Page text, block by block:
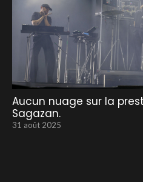
Aucun nuage sur la
Sagazan.
31 août 2025